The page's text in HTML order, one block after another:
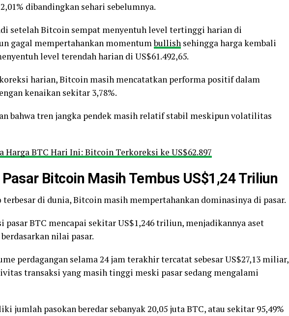
dibandingkan sehari sebelumnya.
setelah Bitcoin sempat menyentuh level tertinggi harian di
gagal mempertahankan momentumbullish sehingga harga kembali
level terendah harian di US$61.492,65.
harian, Bitcoin masih mencatatkan performa positif dalam
kenaikan sekitar 3,78%.
bahwa tren jangka pendek masih relatif stabil meskipun volatilitas
Harga BTC Hari Ini: Bitcoin Terkoreksi ke US$62.897
Bitcoin Masih Tembus US$1,24 Triliun
terbesar di dunia, Bitcoin masih mempertahankan dominasinya di pasar.
pasar BTC mencapai sekitar US$1,246 triliun, menjadikannya aset
nilai pasar.
perdagangan selama 24 jam terakhir tercatat sebesar US$27,13 miliar,
transaksi yang masih tinggi meski pasar sedang mengalami
jumlah pasokan beredar sebanyak 20,05 juta BTC, atau sekitar 95,49%